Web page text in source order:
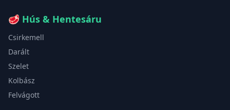
🥩 Hús & Hentesáru
Csirkemell
Darált
Szelet
Kolbász
Felvágott